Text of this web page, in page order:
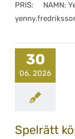
PRIS: NAMN:
30
06, 2026
Spelrätt